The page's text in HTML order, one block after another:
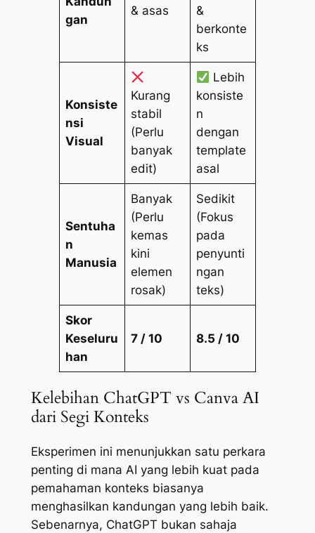
gan
& asas
&
berkonte
ks
Konsiste
nsi
Visual
Kurang
stabil
(Perlu
banyak
edit)
Lebih
konsiste
n
dengan
template
asal
Sentuha
n
Manusia
Banyak
(Perlu
kemas
kini
elemen
rosak)
Sedikit
(Fokus
pada
penyunti
ngan
teks)
Skor
Keseluru
han
7 / 10 8.5 / 10
Kelebihan ChatGPT vs Canva AI
dari Segi Konteks
Eksperimen ini menunjukkan satu perkara
penting di mana AI yang lebih kuat pada
pemahaman konteks biasanya
menghasilkan kandungan yang lebih baik.
Sebenarnya, ChatGPT bukan sahaja